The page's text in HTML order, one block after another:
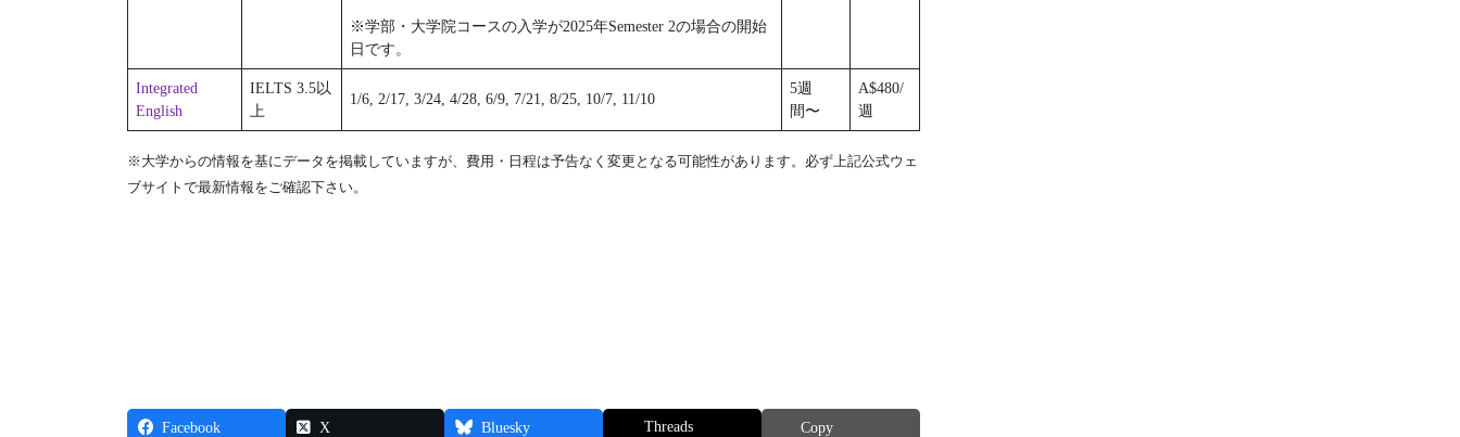
※学部・大学院コースの入学が2025年Semester 2の場合の開始
日です。
Integrated
English
IELTS 3.5以
上
1/6, 2/17, 3/24, 4/28, 6/9, 7/21, 8/25, 10/7, 11/10
5週
間〜
A$480/
週
※大学からの情報を基にデータを掲載していますが、費用・日程は予告なく変更となる可能性があります。必ず上記公式ウェ
ブサイトで最新情報をご確認下さい。
Facebook X Bluesky Threads Copy